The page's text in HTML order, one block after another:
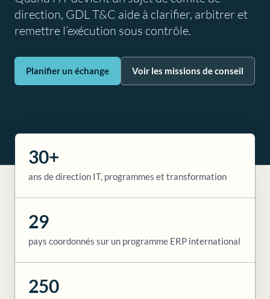
direction, GDL T&C aide à clarifier, arbitrer et
remettre l’exécution sous contrôle.
Planifier un échange Voir les missions de conseil
30+
ans de direction IT, programmes et transformation
29
pays coordonnés sur un programme ERP international
250